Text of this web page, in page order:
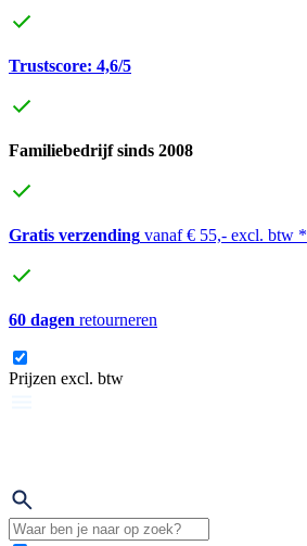
Trustscore: 4,6/5
Familiebedrijf sinds 2008
Gratis verzending vanaf € 55,- excl. btw *
60 dagen retourneren
Prijzen excl. btw